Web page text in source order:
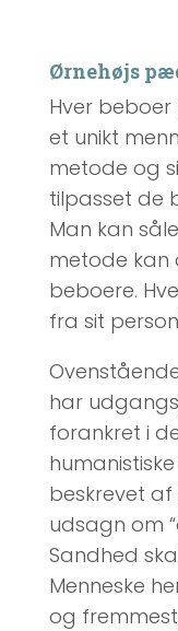
Ørnehøjs
Hver
et unikt
metode og
tilpasset de
Man kan
metode kan
beboere.
fra sit
har
forankret i
beskrevet af
udsagn om
Sandhed
Menneske
og